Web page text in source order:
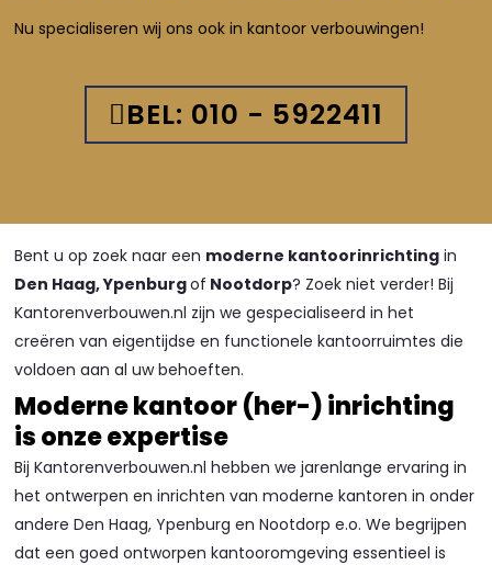
Nu specialiseren wij ons ook in kantoor verbouwingen!
BEL: 010 - 5922411
Bent u op zoek naar een moderne kantoorinrichting in
Den Haag, Ypenburgof Nootdorp? Zoek niet verder! Bij
Kantorenverbouwen.nl zijn we gespecialiseerd in het
creëren van eigentijdse en functionele kantoorruimtes die
voldoen aan al uw behoeften.
Moderne kantoor (her-) inrichting
is onze expertise
Bij Kantorenverbouwen.nl hebben we jarenlange ervaring in
het ontwerpen en inrichten van moderne kantoren in onder
andere Den Haag, Ypenburg en Nootdorp e.o. We begrijpen
dat een goed ontworpen kantooromgeving essentieel is